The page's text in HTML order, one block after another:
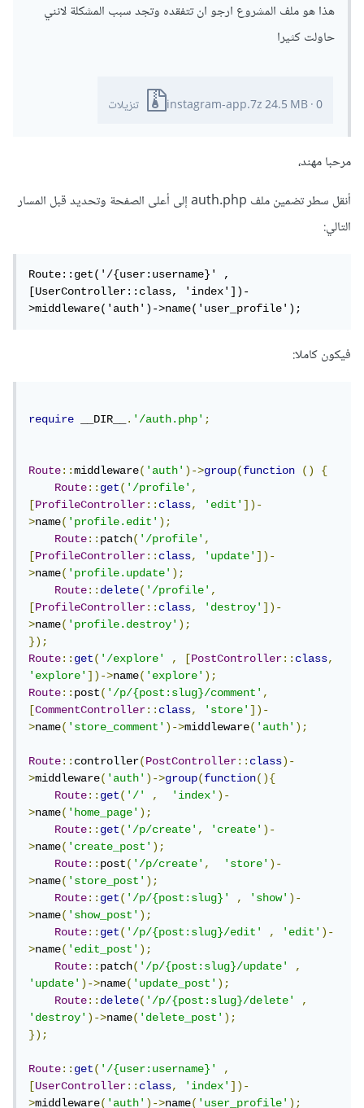
هذا هو ملف المشروع ارجو ان تتفقده وتجد سبب المشكلة لانني
حاولت كثيرا
instagram-app.7z24.5 MB·0 تنزيلات
مرحبا مهند،
أنقل سطر تضمين ملف auth.php إلى أعلى الصفحة وتحديد قبل المسار
التالي:
Route::get('/{user:username}' ,
[UserController::class, 'index'])-
>middleware('auth')->name('user_profile');
فيكون كاملا:
require __DIR__.'/auth.php';
Route::middleware('auth')->group(function ()
{
Route::get('/profile',
[ProfileController::class, 'edit'])-
>name('profile.edit');
Route::patch('/profile',
[ProfileController::class, 'update'])-
>name('profile.update');
Route::delete('/profile',
[ProfileController::class, 'destroy'])-
>name('profile.destroy');
});
Route::get('/explore' , [PostController::class,
'explore'])->name('explore');
Route::post('/p/{post:slug}/comment',
[CommentController::class, 'store'])-
>name('store_comment')->middleware('auth');
Route::controller(PostController::class)-
>middleware('auth')->group(function(){
Route::get('/' , 'index')-
>name('home_page');
Route::get('/p/create', 'create')-
>name('create_post');
Route::post('/p/create', 'store')-
>name('store_post');
Route::get('/p/{post:slug}' , 'show')-
>name('show_post');
Route::get('/p/{post:slug}/edit' , 'edit')-
>name('edit_post');
Route::patch('/p/{post:slug}/update'
,
'update')->name('update_post');
Route::delete('/p/{post:slug}/delete'
,
'destroy')->name('delete_post');
});
Route::get('/{user:username}'
,
[UserController::class, 'index'])-
>middleware('auth')->name('user_profile');